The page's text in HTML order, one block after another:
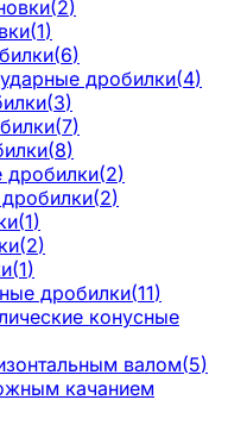
(2)
(1)
(6)
дробилки(4)
(3)
(7)
(8)
дробилки(2)
(2)
(1)
(2)
(1)
дробилки(11)
конусные
валом(5)
качанием